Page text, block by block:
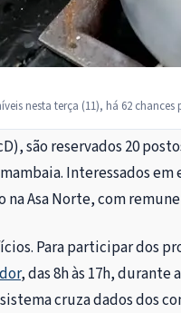
nesta terça (11), há 62
são reservados 20
Interessados
Asa Norte, com
Para participar dos
, das 8h às 17h,
cruza dados dos